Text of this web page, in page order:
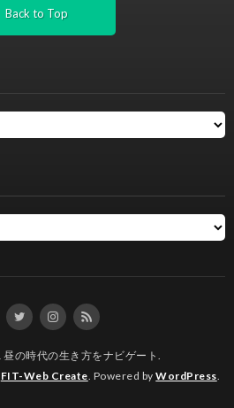
Back to Top
昼の時代の生き方をナビゲート
FIT-Web Create . Powered byWordPress